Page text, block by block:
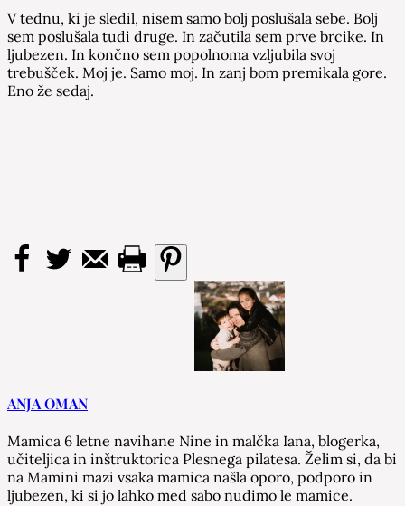
V tednu, ki je sledil, nisem samo bolj poslušala sebe. Bolj
sem poslušala tudi druge. In začutila sem prve brcike. In
ljubezen. In končno sem popolnoma vzljubila svoj
trebušček. Moj je. Samo moj. In zanj bom premikala gore.
Eno že sedaj.
ANJA OMAN
Mamica 6 letne navihane Nine in malčka Iana, blogerka,
učiteljica in inštruktorica Plesnega pilatesa. Želim si, da bi
na Mamini mazi vsaka mamica našla oporo, podporo in
ljubezen, ki si jo lahko med sabo nudimo le mamice.